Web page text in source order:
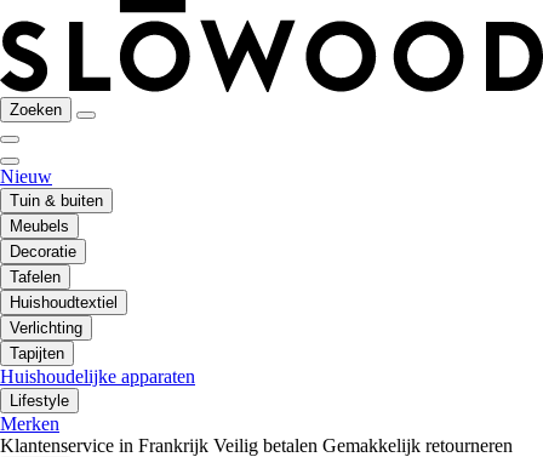
Zoeken
Nieuw
Tuin & buiten
Meubels
Decoratie
Tafelen
Huishoudtextiel
Verlichting
Tapijten
Huishoudelijke apparaten
Lifestyle
Merken
Klantenservice in Frankrijk Veilig betalen Gemakkelijk retourneren